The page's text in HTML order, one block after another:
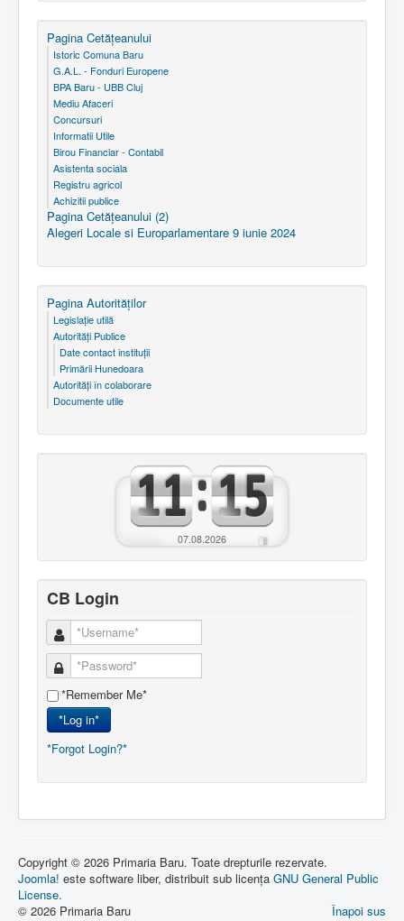
Pagina Cetăţeanului
Istoric Comuna Baru
G.A.L. - Fonduri Europene
BPA Baru - UBB Cluj
Mediu Afaceri
Concursuri
Informatii Utile
Birou Financiar - Contabil
Asistenta sociala
Registru agricol
Achizitii publice
Pagina Cetăţeanului (2)
Alegeri Locale si Europarlamentare 9 iunie 2024
Pagina Autorităţilor
Legislaţie utilă
Autorităţi Publice
Date contact instituţii
Primării Hunedoara
Autorităţi în colaborare
Documente utile
07.08.2026
CB Login
*Remember Me*
*Log in*
*Forgot Login?*
Copyright © 2026 Primaria Baru. Toate drepturile rezervate.
Joomla! este software liber, distribuit sub licența GNU General Public
License.
Înapoi sus
© 2026 Primaria Baru